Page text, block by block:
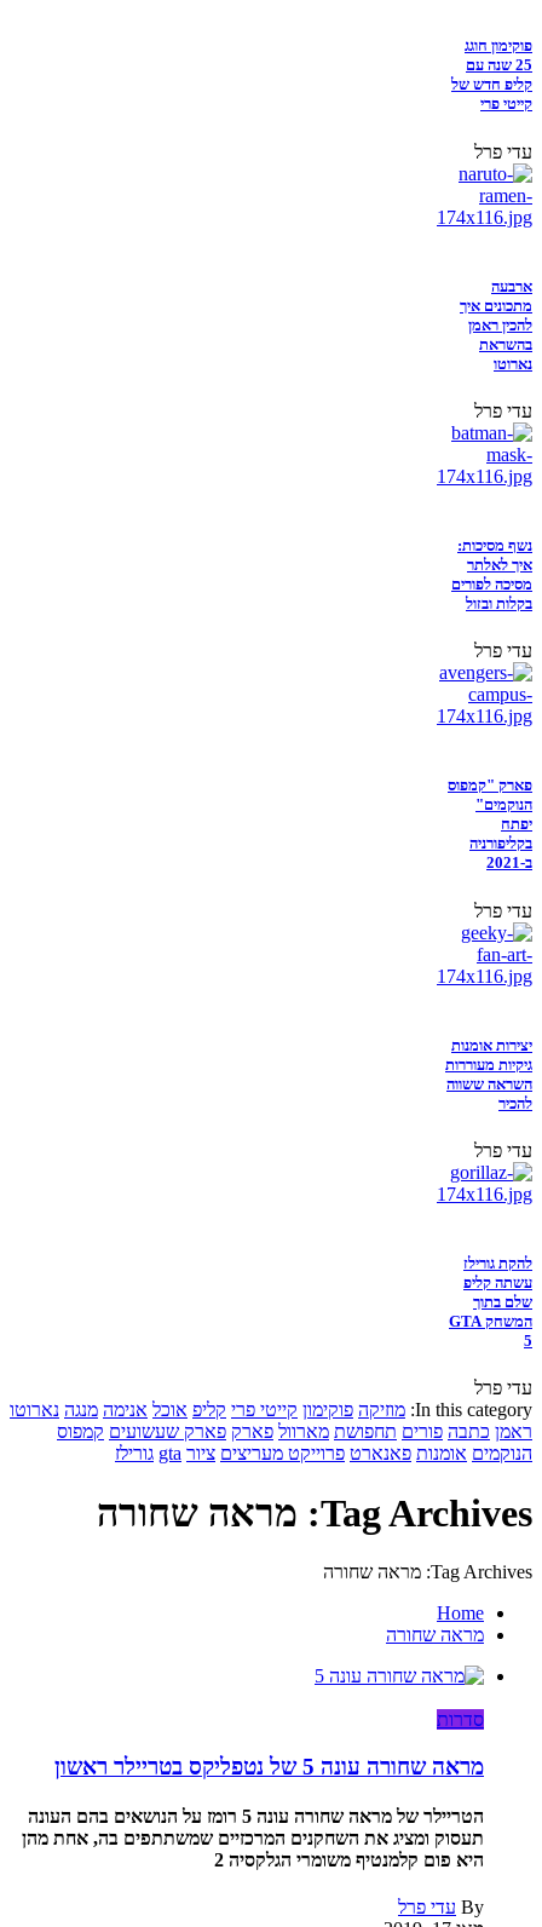
פוקימון חוגג
25 שנה עם
קליפ חדש של
קייטי פרי
עדי פרל
ארבעה
מתכונים איך
להכין ראמן
בהשראת
נארוטו
עדי פרל
נשף מסיכות:
איך לאלתר
מסיכה לפורים
בקלות ובזול
עדי פרל
פארק "קמפוס
הנוקמים"
יפתח
בקליפורניה
ב-2021
עדי פרל
יצירות אומנות
גיקיות מעוררות
השראה ששווה
להכיר
עדי פרל
להקת גורילז
עשתה קליפ
שלם בתוך
המשחק GTA
5
עדי פרל
In this category: מוזיקה פוקימון קייטי פרי קליפ אוכל אנימה מנגה נארוטו
ראמן כתבה פורים תחפושת מארוול פארק פארק שעשועים קמפוס
הנוקמים אומנות פאנארט פרוייקט מעריצים ציור gta גורילז
Tag Archives: מראה שחורה
Tag Archives: מראה שחורה
Home
מראה שחורה
סדרות
מראה שחורה עונה 5 של נטפליקס בטריילר ראשון
הטריילר של מראה שחורה עונה 5 רומז על הנושאים בהם העונה
תעסוק ומציג את השחקנים המרכזיים שמשתתפים בה, אחת מהן
היא פום קלמנטיף משומרי הגלקסיה 2
By עדי פרל